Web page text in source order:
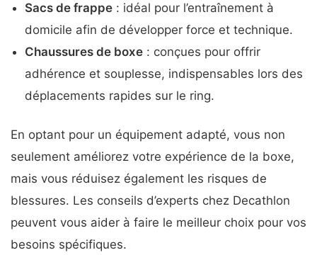
Sacs de frappe : idéal pour l’entraînement à
domicile afin de développer force et technique.
Chaussures de boxe : conçues pour offrir
adhérence et souplesse, indispensables lors des
déplacements rapides sur le ring.
En optant pour un équipement adapté, vous non
seulement améliorez votre expérience de la boxe,
mais vous réduisez également les risques de
blessures. Les conseils d’experts chez Decathlon
peuvent vous aider à faire le meilleur choix pour vos
besoins spécifiques.